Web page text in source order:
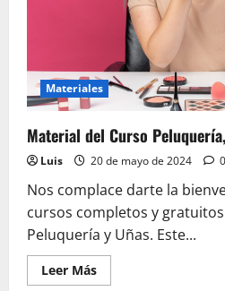
Materiales
Material del Curso
Luis 20 de mayo de 2024 0
Nos complace darte la
cursos completos y
Peluquería y Uñas. Este...
Leer MásLeer
más